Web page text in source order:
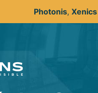
Photonis, Xenics